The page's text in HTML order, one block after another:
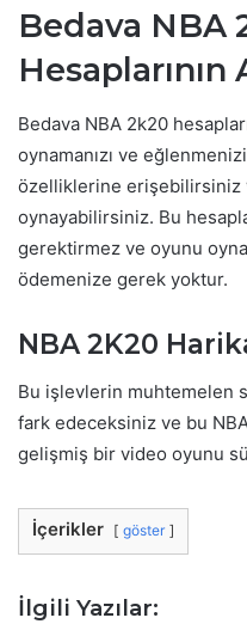
Bedava NBA
Hesaplarının
Bedava NBA 2k20
oynamanızı ve
özelliklerine erişebilirsiniz
oynayabilirsiniz. Bu
gerektirmez ve oyunu
ödemenize gerek yoktur.
NBA 2K20
Bu işlevlerin muhtemelen
fark edeceksiniz ve bu
gelişmiş bir video oyunu
İçerikler göster
İlgili Yazılar: